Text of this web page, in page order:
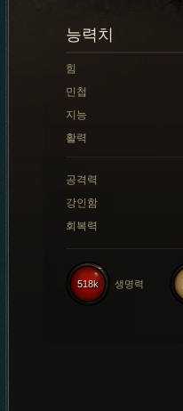
능력치
힘
민첩
지능
활력
공격력
강인함
회복력
518k 생명력